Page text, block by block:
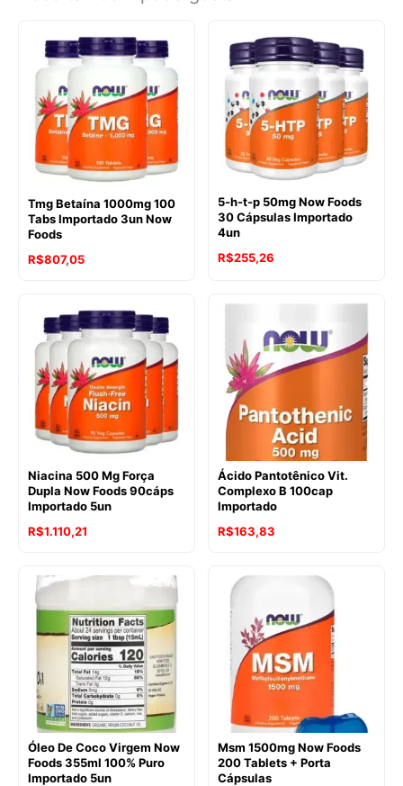
Tmg Betaína 1000mg 100
Tabs Importado 3un Now
Foods
R$807,05
5-h-t-p 50mg Now Foods
30 Cápsulas Importado
4un
R$255,26
Niacina 500 Mg Força
Dupla Now Foods 90cáps
Importado 5un
R$1.110,21
Ácido Pantotênico Vit.
Complexo B 100cap
Importado
R$163,83
Óleo De Coco Virgem Now
Foods 355ml 100% Puro
Importado 5un
Msm 1500mg Now Foods
200 Tablets + Porta
Cápsulas